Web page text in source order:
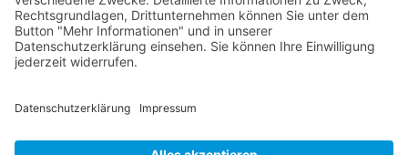
Mo Di Mi Do Fr Sa
So
3127 28 29 30 31 1
2
3310 11 12